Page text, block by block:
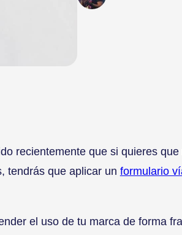
recientemente que si quieres
tendrás que aplicar un formulario
el uso de tu marca de forma